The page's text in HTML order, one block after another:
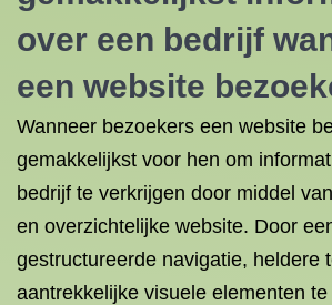
over een bedrijf
een website
Wanneer bezoekers een website
gemakkelijkst voor hen om
bedrijf te verkrijgen door middel
en overzichtelijke website. Door
gestructureerde navigatie, heldere
aantrekkelijke visuele elementen